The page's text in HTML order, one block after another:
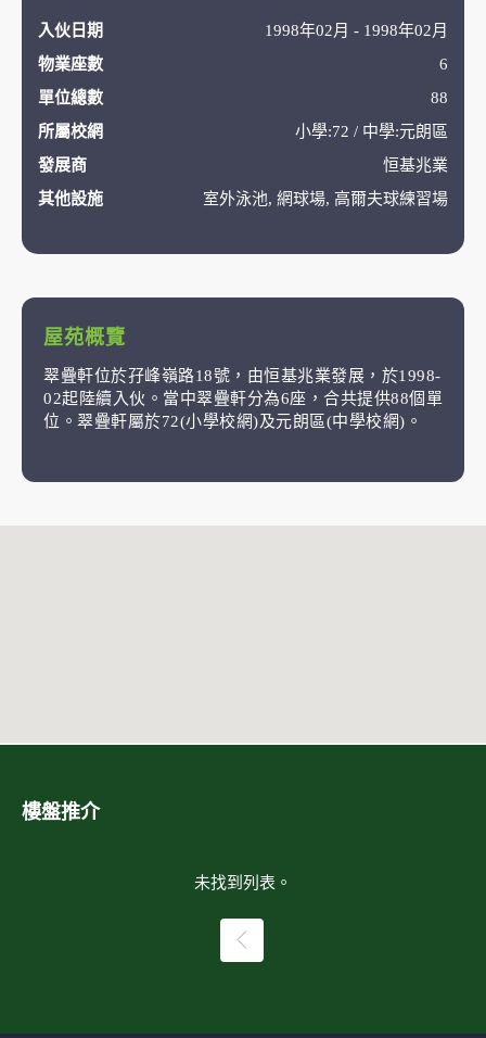
入伙日期
1998年02月 - 1998年02月
物業座數
6
單位總數
88
所屬校網
小學:72 / 中學:元朗區
發展商
恒基兆業
其他設施
室外泳池, 網球場, 高爾夫球練習場
屋苑概覽
翠疊軒位於孖峰嶺路18號，由恒基兆業發展，於1998-
02起陸續入伙。當中翠疊軒分為6座，合共提供88個單
位。翠疊軒屬於72(小學校網)及元朗區(中學校網)。
樓盤推介
未找到列表。